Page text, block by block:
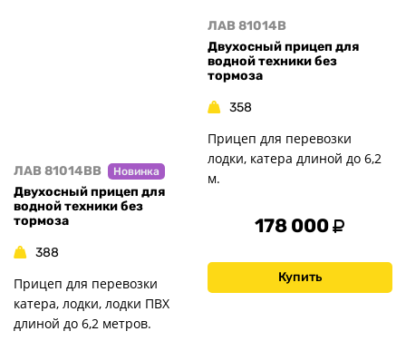
ЛАВ 81014BB Новинка
Двухосный прицеп для
водной техники без
тормоза
388
Прицеп для перевозки
катера, лодки, лодки ПВХ
длиной до 6,2 метров.
ЛАВ 81014B
Двухосный прицеп для
водной техники без
тормоза
358
Прицеп для перевозки
лодки, катера длиной до 6,2
м.
178 000
Купить